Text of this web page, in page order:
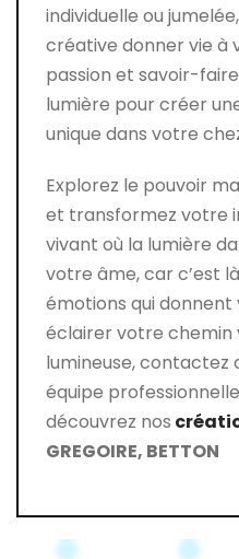
individuelle ou
créative donner vie à
passion et savoir-
lumière pour créer
unique dans votre
Explorez le pouvoir
et transformez votre
vivant où la lumière
votre âme, car c’est
émotions qui donnent
éclairer votre chemin
lumineuse,
équipe
découvrez nos
GREGOIRE, BETTON